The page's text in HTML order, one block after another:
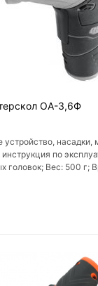
ОА-3,6Ф
устройство, насадки,
по
головок; Вес: 500 г;